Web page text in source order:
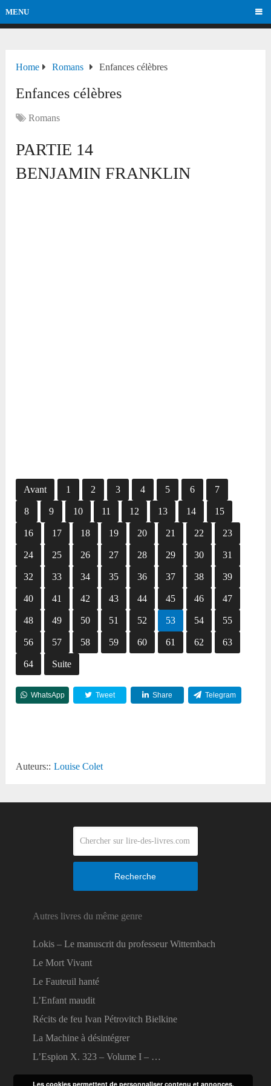
MENU
Home Romans Enfances célèbres
Enfances célèbres
Romans
PARTIE 14
BENJAMIN FRANKLIN
Avant 1 2 3 4 5 6 7
8 9 10 11 12 13 14 15
16 17 18 19 20 21 22 23
24 25 26 27 28 29 30 31
32 33 34 35 36 37 38 39
40 41 42 43 44 45 46 47
48 49 50 51 52 53 54 55
56 57 58 59 60 61 62 63
64 Suite
WhatsApp Tweet Share Telegram
Auteurs:: Louise Colet
Recherche
Autres livres du même genre
Lokis – Le manuscrit du professeur Wittembach
Le Mort Vivant
Le Fauteuil hanté
L’Enfant maudit
Récits de feu Ivan Pétrovitch Bielkine
La Machine à désintégrer
L’Espion X. 323 – Volume I – …
Les cookies permettent de personnaliser contenu et annonces,